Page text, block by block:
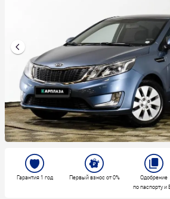
Гарантия 1 год Первый взнос от 0%
Одобрение
по паспорту и